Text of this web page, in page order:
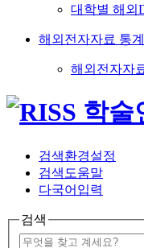
대학별 해외
해외전자자료 통계
해외전자자
검색환경설정
검색도움말
다국어입력
검색